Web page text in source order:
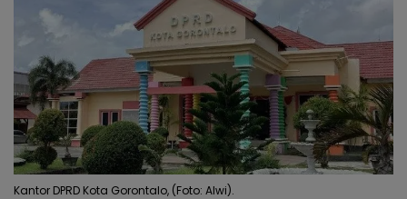
Kantor DPRD Kota Gorontalo, (Foto: Alwi).